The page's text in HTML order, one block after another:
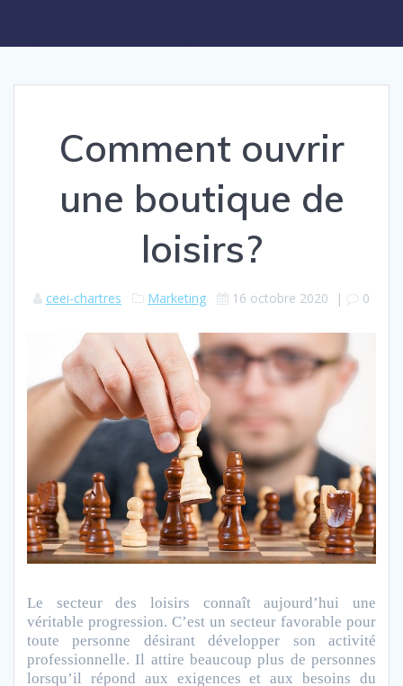
Comment ouvrir
une boutique de
loisirs?
ceei-chartres Marketing 16 octobre 2020 | 0
Le secteur des loisirs connaît aujourd’hui une
véritable progression. C’est un secteur favorable pour
toute personne désirant développer son activité
professionnelle. Il attire beaucoup plus de personnes
lorsqu’il répond aux exigences et aux besoins du